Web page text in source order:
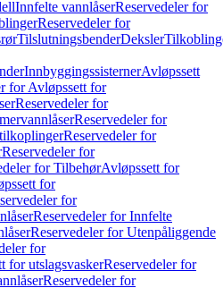
Innfelte vannlåserReservedeler for
Reservedeler for
TilslutningsbenderDeksler
InnbyggingssisternerAvløpssett
for Avløpssett for
Reservedeler for
Reservedeler for
Reservedeler for
Reservedeler for
for TilbehørAvløpssett for
for
for
Reservedeler for Innfelte
Reservedeler for Utenpåliggende
for
for utslagsvaskerReservedeler for
Reservedeler for